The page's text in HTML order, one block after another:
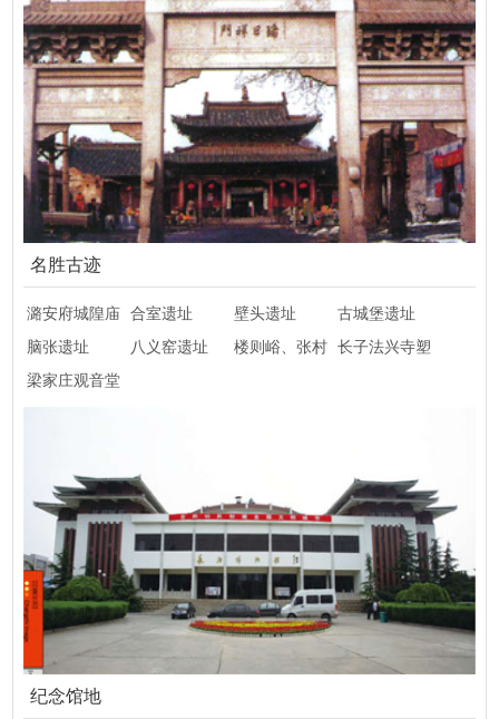
名胜古迹
潞安府城隍庙 合室遗址 壁头遗址
古城堡遗址
脑张遗址
八义窑遗址 楼则峪、张村 长子法兴寺塑
梁家庄观音堂
纪念馆地